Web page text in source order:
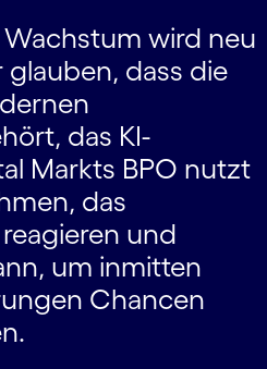
Wachstum wird neu
dass die
das KI-
Markts BPO nutzt
das
und
um inmitten
Chancen